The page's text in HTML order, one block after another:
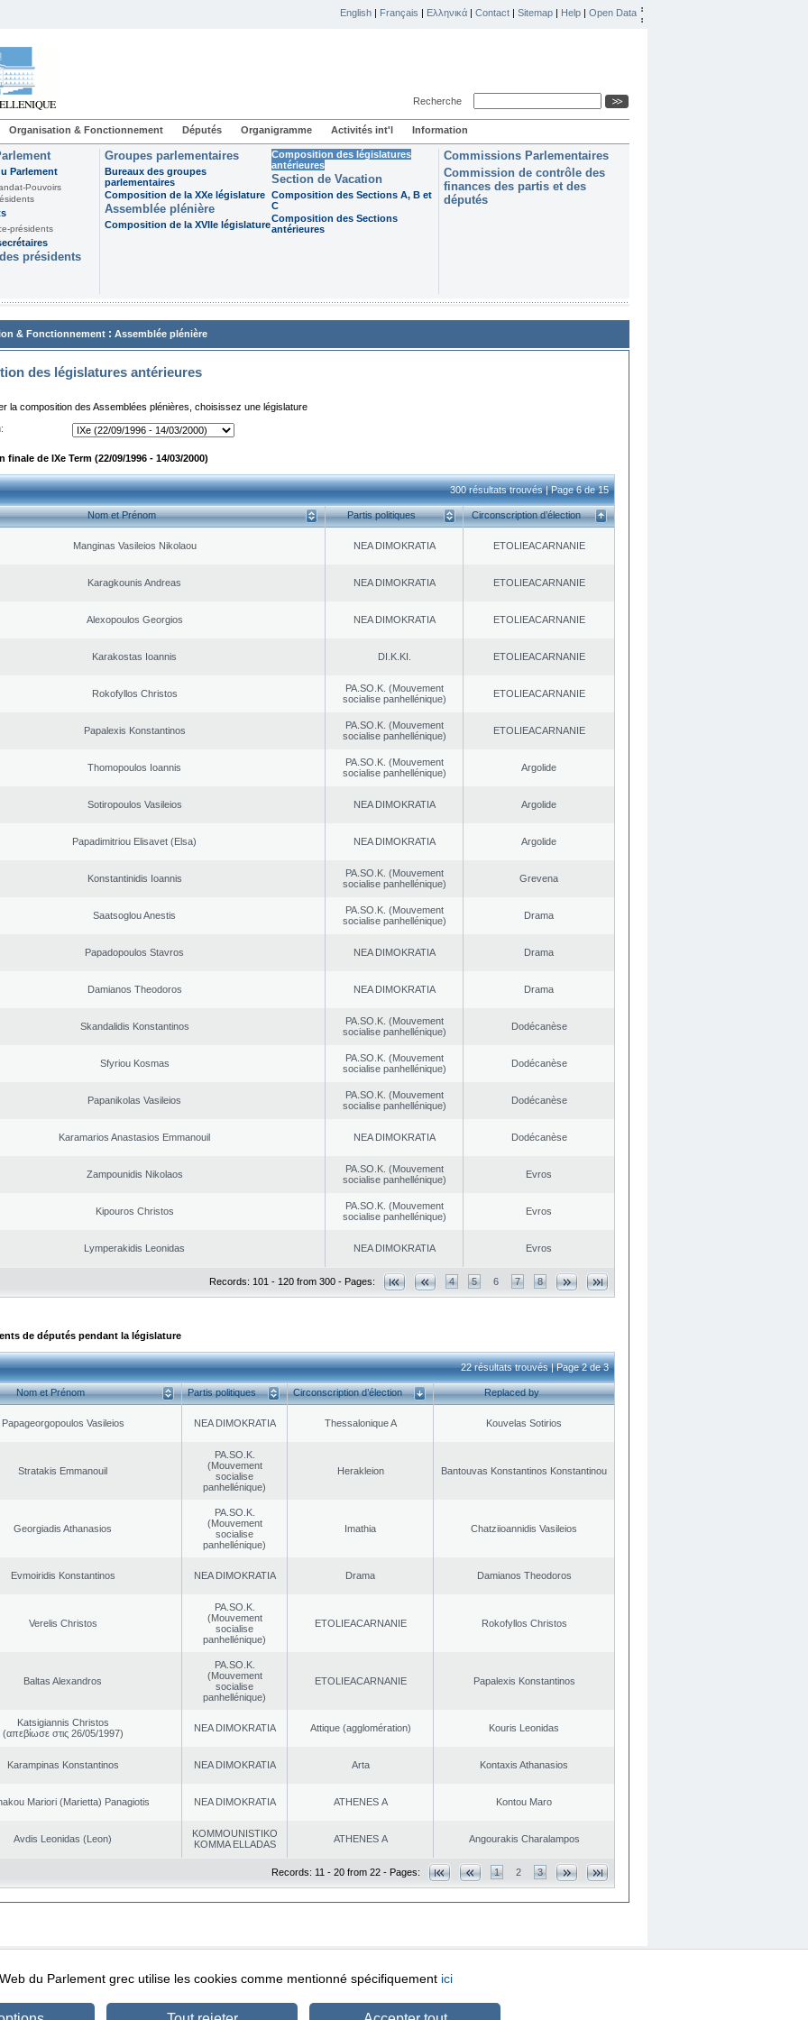
English | Français | Ελληνικά | Contact | Sitemap | Help | Open Data
Recherche
Organisation & Fonctionnement Députés Organigramme Activités int'l Information
Parlement
Pouvoirs
présidents
présidents
Groupes parlementaires
Bureaux des groupes
parlementaires
Composition de la XXe législature
Assemblée plénière
Composition de la XVIIe législature
Composition des législatures
antérieures
Section de Vacation
Composition des Sections A, B et
C
Composition des Sections
antérieures
Commissions Parlementaires
Commission de contrôle des
finances des partis et des
députés
& Fonctionnement : Assemblée plénière
des législatures antérieures
la composition des Assemblées plénières, choisissez une législature
finale de IXe Term (22/09/1996 - 14/03/2000)
300 résultats trouvés | Page 6 de 15
Nom et Prénom Partis politiques Circonscription d’élection
Manginas Vasileios Nikolaou NEA DΙMOKRATIA EΤOLIEACARNANIE
Karagkounis Andreas NEA DΙMOKRATIA EΤOLIEACARNANIE
Alexopoulos Georgios NEA DΙMOKRATIA EΤOLIEACARNANIE
Karakostas Ioannis DI.K.KI. EΤOLIEACARNANIE
Rokofyllos Christos
PA.SO.K. (Mouvement
socialise panhellénique)
EΤOLIEACARNANIE
Papalexis Konstantinos
PA.SO.K. (Mouvement
socialise panhellénique)
EΤOLIEACARNANIE
Thomopoulos Ioannis
PA.SO.K. (Mouvement
socialise panhellénique)
Argolide
Sotiropoulos Vasileios NEA DΙMOKRATIA Argolide
Papadimitriou Elisavet (Elsa) NEA DΙMOKRATIA Argolide
Konstantinidis Ioannis
PA.SO.K. (Mouvement
socialise panhellénique)
Grevena
Saatsoglou Anestis
PA.SO.K. (Mouvement
socialise panhellénique)
Drama
Papadopoulos Stavros NEA DΙMOKRATIA Drama
Damianos Theodoros NEA DΙMOKRATIA Drama
Skandalidis Konstantinos
PA.SO.K. (Mouvement
socialise panhellénique)
Dodécanèse
Sfyriou Kosmas
PA.SO.K. (Mouvement
socialise panhellénique)
Dodécanèse
Papanikolas Vasileios
PA.SO.K. (Mouvement
socialise panhellénique)
Dodécanèse
Karamarios Anastasios Emmanouil NEA DΙMOKRATIA Dodécanèse
Zampounidis Nikolaos
PA.SO.K. (Mouvement
socialise panhellénique)
Evros
Kipouros Christos
PA.SO.K. (Mouvement
socialise panhellénique)
Evros
Lymperakidis Leonidas NEA DΙMOKRATIA Evros
Records: 101 - 120 from 300 - Pages: 4 5 6 7 8
de députés pendant la législature
22 résultats trouvés | Page 2 de 3
Nom et Prénom Partis politiques Circonscription d’élection Replaced by
Papageorgopoulos Vasileios NEA DΙMOKRATIA Thessalonique A Kouvelas Sotirios
Stratakis Emmanouil
PA.SO.K.
(Mouvement
socialise
panhellénique)
Herakleion Bantouvas Konstantinos Konstantinou
Georgiadis Athanasios
PA.SO.K.
(Mouvement
socialise
panhellénique)
Imathia Chatziioannidis Vasileios
Evmoiridis Konstantinos NEA DΙMOKRATIA Drama Damianos Theodoros
Verelis Christos
PA.SO.K.
(Mouvement
socialise
panhellénique)
EΤOLIEACARNANIE Rokofyllos Christos
Baltas Alexandros
PA.SO.K.
(Mouvement
socialise
panhellénique)
EΤOLIEACARNANIE Papalexis Konstantinos
Katsigiannis Christos
(απεβίωσε στις 26/05/1997)
NEA DΙMOKRATIA Αttique (agglomération) Kouris Leonidas
Karampinas Konstantinos NEA DΙMOKRATIA Arta Kontaxis Athanasios
Mariori (Marietta) Panagiotis NEA DΙMOKRATIA ATHENES Α Kontou Maro
Avdis Leonidas (Leon)
KOMMOUNISTIKO
KOMMA ELLADAS
ATHENES Α Angourakis Charalampos
Records: 11 - 20 from 22 - Pages: 1 2 3
Protection Security & Access
du Parlement grec utilise les cookies comme mentionné spécifiquement ici